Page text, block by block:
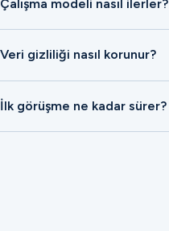
Çalışma modeli nasıl ilerler?
Veri gizliliği nasıl korunur?
İlk görüşme ne kadar sürer?